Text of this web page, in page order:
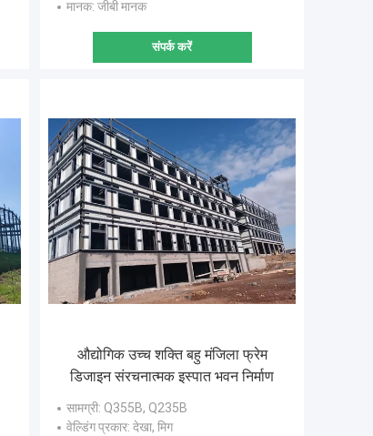
मानक: जीबी मानक
संपर्क करें
औद्योगिक उच्च शक्ति बहु मंजिला फ्रेम
डिजाइन संरचनात्मक इस्पात भवन निर्माण
सामग्री: Q355B, Q235B
वेल्डिंग प्रकार: देखा, मिग